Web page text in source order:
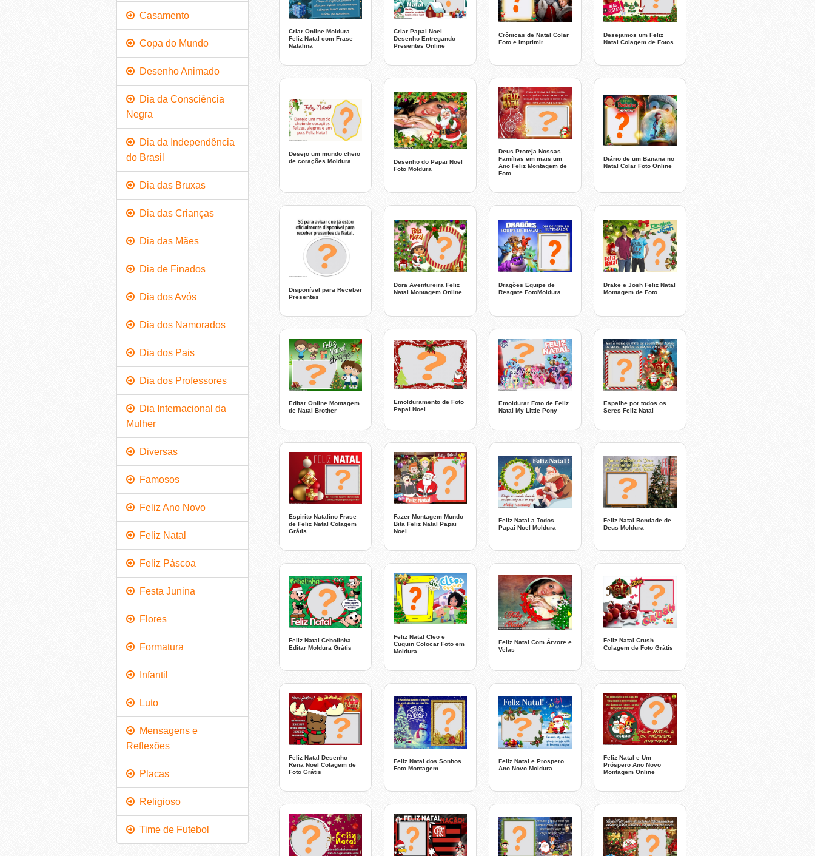
Criar Online Moldura
Feliz Natal com Frase
Natalina
Criar Papai Noel
Desenho Entregando
Presentes Online
Crônicas de Natal Colar
Foto e Imprimir
Desejamos um Feliz
Natal Colagem de Fotos
Desejo um mundo cheio
de corações Moldura
Desenho do Papai Noel
Foto Moldura
Deus Proteja Nossas
Famílias em mais um
Ano Feliz Montagem de
Foto
Diário de um Banana no
Natal Colar Foto Online
Disponível para Receber
Presentes
Dora Aventureira Feliz
Natal Montagem Online
Dragões Equipe de
Resgate FotoMoldura
Drake e Josh Feliz Natal
Montagem de Foto
Editar Online Montagem
de Natal Brother
Emolduramento de Foto
Papai Noel
Emoldurar Foto de Feliz
Natal My Little Pony
Espalhe por todos os
Seres Feliz Natal
Espírito Natalino Frase
de Feliz Natal Colagem
Grátis
Fazer Montagem Mundo
Bita Feliz Natal Papai
Noel
Feliz Natal a Todos
Papai Noel Moldura
Feliz Natal Bondade de
Deus Moldura
Feliz Natal Cebolinha
Editar Moldura Grátis
Feliz Natal Cleo e
Cuquin Colocar Foto em
Moldura
Feliz Natal Com Árvore e
Velas
Feliz Natal Crush
Colagem de Foto Grátis
Feliz Natal Desenho
Rena Noel Colagem de
Foto Grátis
Feliz Natal dos Sonhos
Foto Montagem
Feliz Natal e Prospero
Ano Novo Moldura
Feliz Natal e Um
Próspero Ano Novo
Montagem Online
Casamento
Copa do Mundo
Desenho Animado
Dia da Consciência
Negra
Dia da Independência
do Brasil
Dia das Bruxas
Dia das Crianças
Dia das Mães
Dia de Finados
Dia dos Avós
Dia dos Namorados
Dia dos Pais
Dia dos Professores
Dia Internacional da
Mulher
Diversas
Famosos
Feliz Ano Novo
Feliz Natal
Feliz Páscoa
Festa Junina
Flores
Formatura
Infantil
Luto
Mensagens e
Reflexões
Placas
Religioso
Time de Futebol